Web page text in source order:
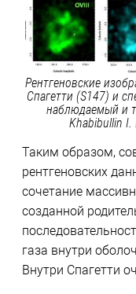
Рентгеновские
Спагетти (S147) и
наблюдаемый и
Khabibullin I.
Таким образом,
рентгеновских
сочетание
созданной
газа внутри
Внутри Спагетти